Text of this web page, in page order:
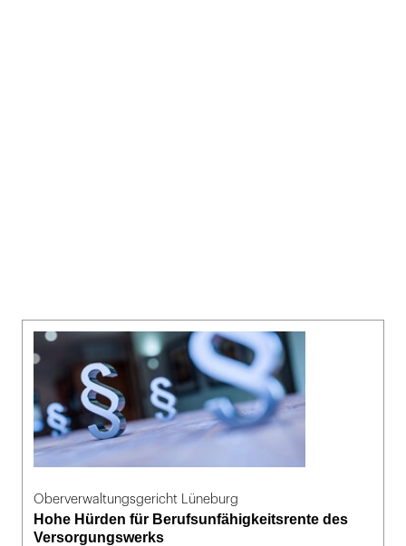
Oberverwaltungsgericht Lüneburg
Hohe Hürden für Berufsunfähigkeitsrente des
Versorgungswerks